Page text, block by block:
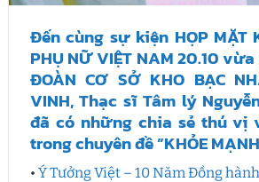
Đến cùng sự kiện HỌP MẶT
PHỤ NỮ VIỆT NAM 20.10 vừa
ĐOÀN CƠ SỞ KHO BẠC
VINH, Thạc sĩ Tâm lý
đã có những chia sẻ thú vị
trong chuyên đề ”KHỎE
• Ý Tưởng Việt – 10 Năm Đồng